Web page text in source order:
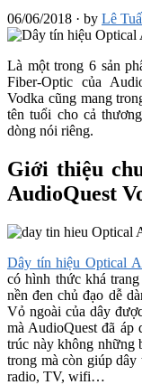
06/06/2018 · by Lê
Là một trong 6 sản
Fiber-Optic của
Vodka cũng mang
tên tuổi cho cả
dòng nói riêng.
Giới thiệu
AudioQuest
Dây tín hiệu Optical
có hình thức khá
nền đen chủ đạo dễ
Vỏ ngoài của dây
mà AudioQuest đã áp
trúc này không những
trong mà còn giúp
radio, TV, wifi…